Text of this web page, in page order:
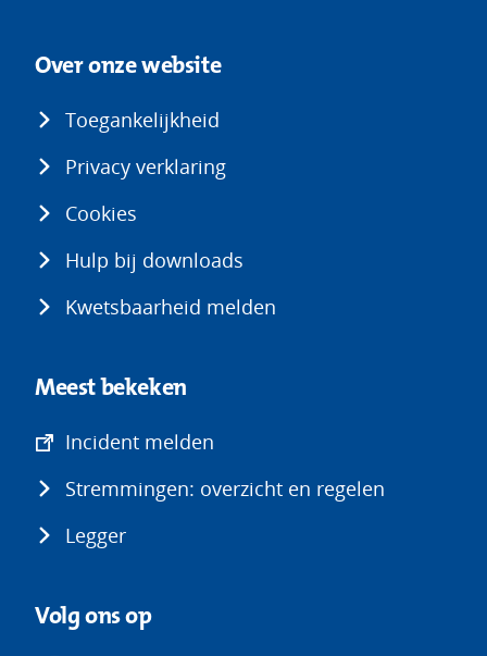
Over onze website
Toegankelijkheid
Privacy verklaring
Cookies
Hulp bij downloads
Kwetsbaarheid melden
Meest bekeken
Incident melden
nieuw
Stremmingen: overzicht en regelen
Legger
Volg ons op